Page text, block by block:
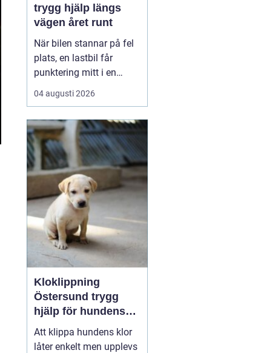
trygg hjälp längs
vägen året runt
När bilen stannar på fel
plats, en lastbil får
punktering mitt i en
uppförsbacke eller
husbilen vägrar starta
behovet av snabb och
trygg vägassistans akut.
En bärgare i Dalarna är
då mer än bara en
transport det handlar om
säkerh...
04 augusti 2026
Kloklippning
Östersund trygg
hjälp för hundens
tassar
Att klippa hundens klor
låter enkelt men upplevs